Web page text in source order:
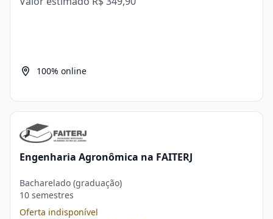
100% online
Engenharia Agronômica na FAITERJ
Bacharelado (graduação)
10 semestres
Oferta indisponível